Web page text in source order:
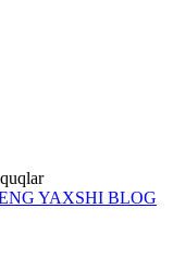
YAXSHI BLOG